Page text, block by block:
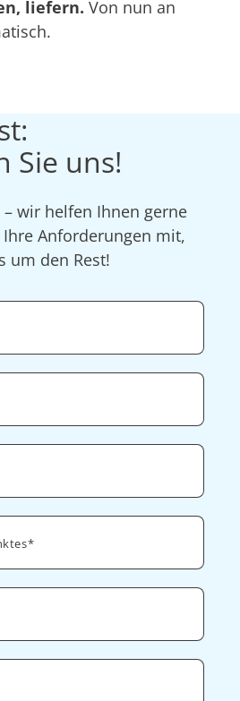
liefern. Von nun an
Sie uns!
wir helfen Ihnen gerne
Anforderungen mit,
um den Rest!